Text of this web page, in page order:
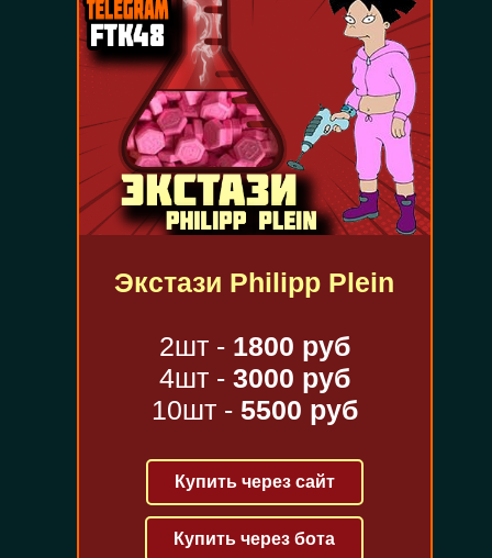
Экстази Philipp Plein
2шт - 1800 руб
4шт - 3000 руб
10шт - 5500 руб
Купить через сайт
Купить через бота